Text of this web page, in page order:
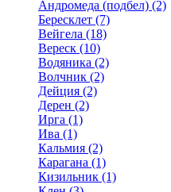
Андромеда (подбел) (2)
Бересклет (7)
Вейгела (18)
Вереск (10)
Водяника (2)
Волчник (2)
Дейция (2)
Дерен (2)
Ирга (1)
Ива (1)
Кальмия (2)
Карагана (1)
Кизильник (1)